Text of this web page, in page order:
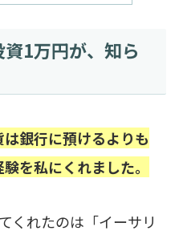
1万円が、知ら
銀行に預けるよりも
を私にくれました。
くれたのは「イーサリ